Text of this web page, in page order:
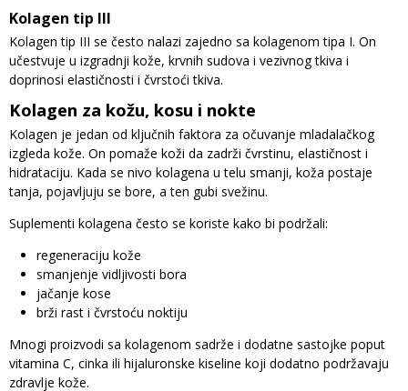
Kolagen tip III
Kolagen tip III se često nalazi zajedno sa kolagenom tipa I. On
učestvuje u izgradnji kože, krvnih sudova i vezivnog tkiva i
doprinosi elastičnosti i čvrstoći tkiva.
Kolagen za kožu, kosu i nokte
Kolagen je jedan od ključnih faktora za očuvanje mladalačkog
izgleda kože. On pomaže koži da zadrži čvrstinu, elastičnost i
hidrataciju. Kada se nivo kolagena u telu smanji, koža postaje
tanja, pojavljuju se bore, a ten gubi svežinu.
Suplementi kolagena često se koriste kako bi podržali:
regeneraciju kože
smanjenje vidljivosti bora
jačanje kose
brži rast i čvrstoću noktiju
Mnogi proizvodi sa kolagenom sadrže i dodatne sastojke poput
vitamina C, cinka ili hijaluronske kiseline koji dodatno podržavaju
zdravlje kože.